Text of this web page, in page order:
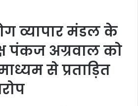
व्यापार मंडल के
पंकज अग्रवाल को
से प्रताड़ित